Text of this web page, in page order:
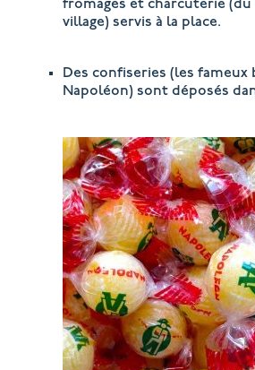
fromages et charcuterie
village) servis à la place.
Des confiseries (les fameux
Napoléon) sont déposés